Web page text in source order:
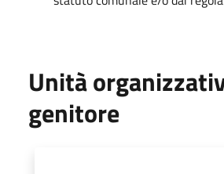
Unità
genitore